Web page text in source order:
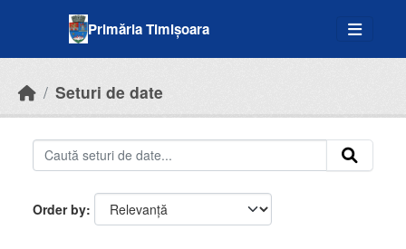
Primăria Timișoara
Seturi de date
Order by